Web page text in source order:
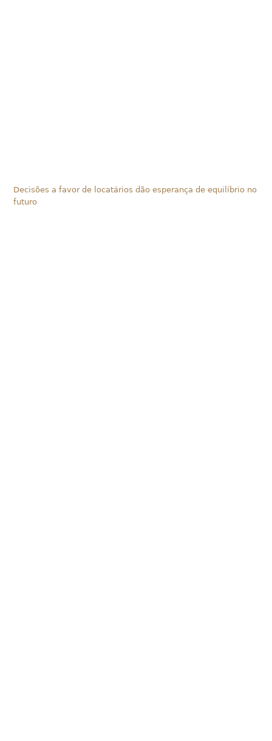
Decisões a favor de locatários dão esperança de equilíbrio no
futuro